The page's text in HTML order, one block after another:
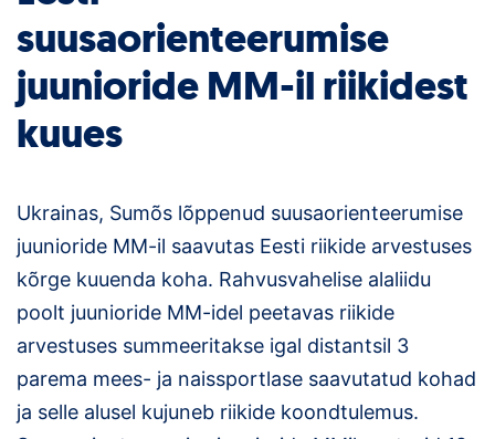
Kontakt
Kaardid
Kalender
Koondised
Tule klubisse!
suusaorienteerumise
juunioride MM-il riikidest
kuues
Ukrainas, Sumõs lõppenud suusaorienteerumise
juunioride MM-il saavutas Eesti riikide arvestuses
kõrge kuuenda koha. Rahvusvahelise alaliidu
poolt juunioride MM-idel peetavas riikide
arvestuses summeeritakse igal distantsil 3
parema mees- ja naissportlase saavutatud kohad
ja selle alusel kujuneb riikide koondtulemus.